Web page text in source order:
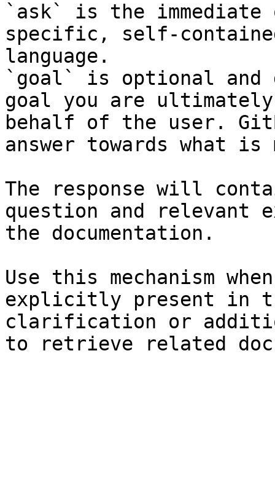
`ask` is the
specific, self-
language.
`goal` is optional and
goal you are
behalf of the user.
answer towards what
The response will
question and relevant
the documentation.
Use this mechanism
explicitly present in
clarification or